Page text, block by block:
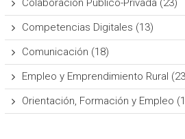
Colaboración Público-Privada (23)
Competencias Digitales (13)
Comunicación (18)
Empleo y Emprendimiento Rural
Orientación, Formación y Empleo